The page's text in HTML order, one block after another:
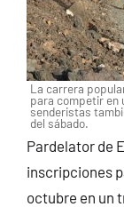
La carrera
para competir en
senderistas
del sábado.
Pardelator de
inscripciones
octubre en un